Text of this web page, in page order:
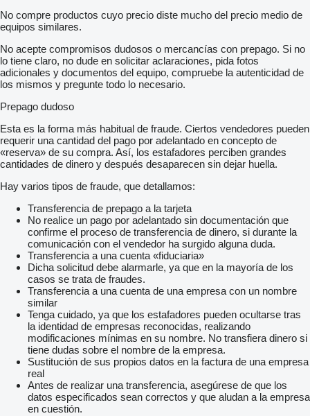
No compre productos cuyo precio diste mucho del precio medio de
equipos similares.
No acepte compromisos dudosos o mercancías con prepago. Si no
lo tiene claro, no dude en solicitar aclaraciones, pida fotos
adicionales y documentos del equipo, compruebe la autenticidad de
los mismos y pregunte todo lo necesario.
Prepago dudoso
Esta es la forma más habitual de fraude. Ciertos vendedores pueden
requerir una cantidad del pago por adelantado en concepto de
«reserva» de su compra. Así, los estafadores perciben grandes
cantidades de dinero y después desaparecen sin dejar huella.
Hay varios tipos de fraude, que detallamos:
Transferencia de prepago a la tarjeta
No realice un pago por adelantado sin documentación que
confirme el proceso de transferencia de dinero, si durante la
comunicación con el vendedor ha surgido alguna duda.
Transferencia a una cuenta «fiduciaria»
Dicha solicitud debe alarmarle, ya que en la mayoría de los
casos se trata de fraudes.
Transferencia a una cuenta de una empresa con un nombre
similar
Tenga cuidado, ya que los estafadores pueden ocultarse tras
la identidad de empresas reconocidas, realizando
modificaciones mínimas en su nombre. No transfiera dinero si
tiene dudas sobre el nombre de la empresa.
Sustitución de sus propios datos en la factura de una empresa
real
Antes de realizar una transferencia, asegúrese de que los
datos especificados sean correctos y que aludan a la empresa
en cuestión.